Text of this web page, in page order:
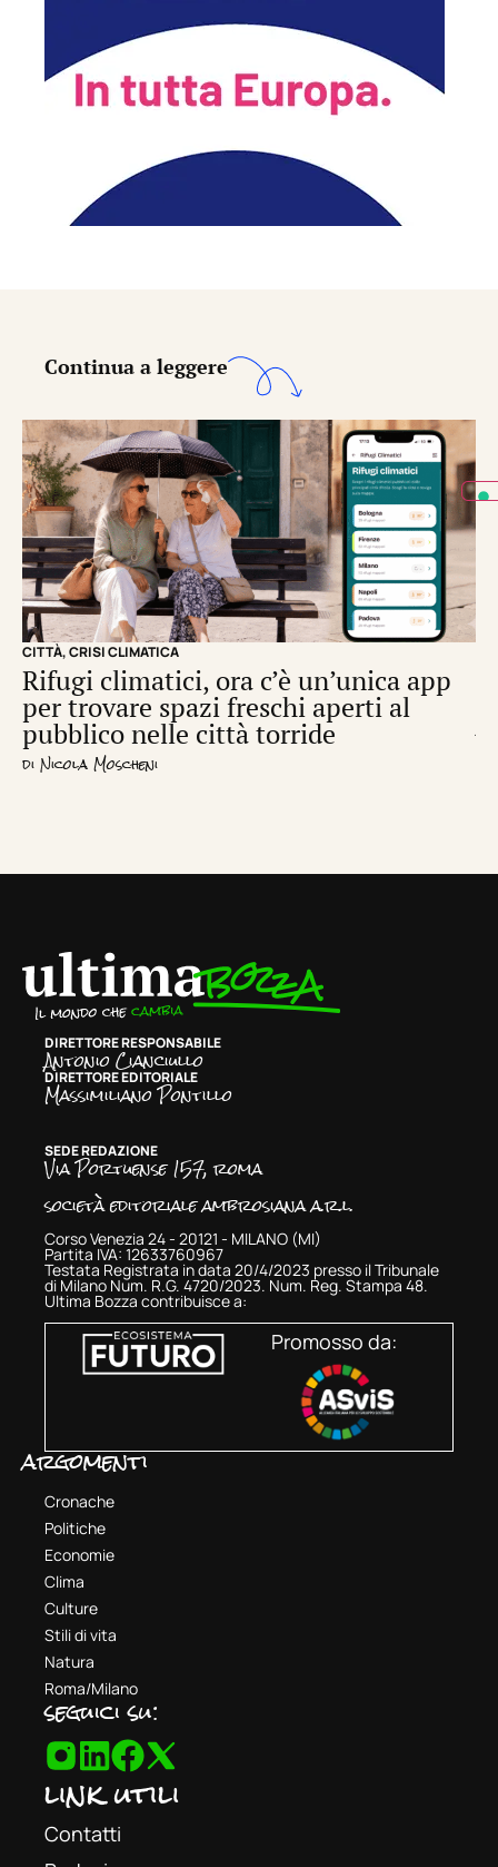
Continua a leggere
CITTÀ,CRISI CLIMATICA
Rifugi climatici, ora c’è un’unica app
per trovare spazi freschi aperti al
pubblico nelle città torride
di Nicola Moscheni
DIRETTORE RESPONSABILE
Antonio Cianciullo
DIRETTORE EDITORIALE
Massimiliano Pontillo
SEDE REDAZIONE
Via Portuense 157, roma
società editoriale ambrosiana a.r.l.
Corso Venezia 24 - 20121 - MILANO (MI)
Partita IVA: 12633760967
Testata Registrata in data 20/4/2023 presso il Tribunale
di Milano Num. R.G. 4720/2023. Num. Reg. Stampa 48.
Ultima Bozza contribuisce a:
Promosso da:
argomenti
Cronache
Politiche
Economie
Clima
Culture
Stili di vita
Natura
Roma/Milano
seguici su:
link utili
Contatti